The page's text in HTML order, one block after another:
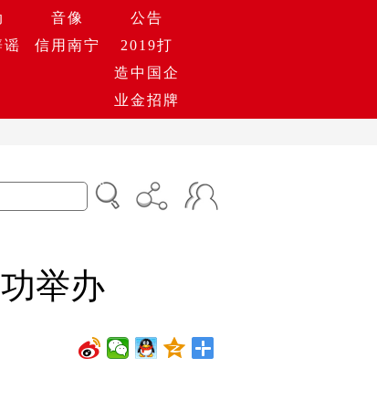
音像
公告
谣 信用南宁
2019打
造中国企
业金招牌
举办